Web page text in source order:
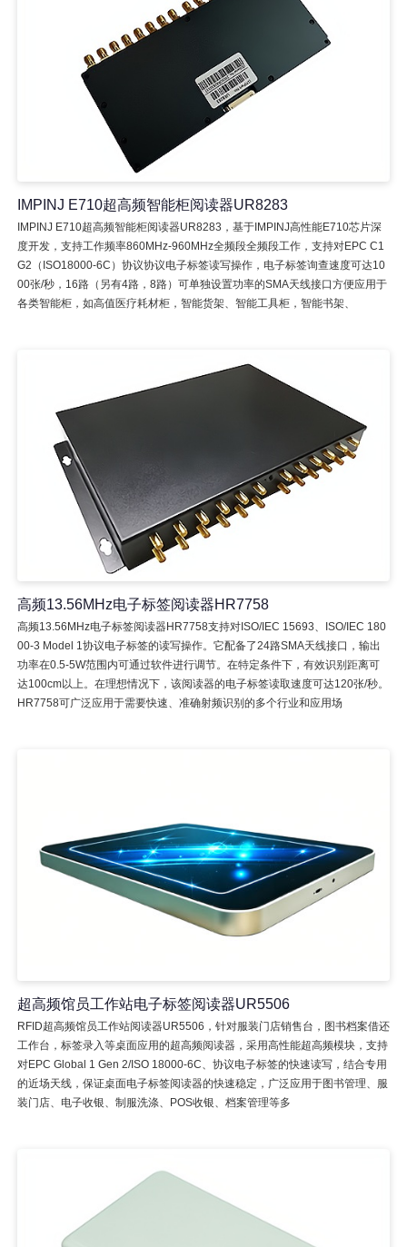
IMPINJ E710超高频智能柜阅读器UR8283
IMPINJ E710超高频智能柜阅读器UR8283，基于IMPINJ高性能E710芯片深
度开发，支持工作频率860MHz-960MHz全频段全频段工作，支持对EPC C1
G2（ISO18000-6C）协议协议电子标签读写操作，电子标签询查速度可达10
00张/秒，16路（另有4路，8路）可单独设置功率的SMA天线接口方便应用于
各类智能柜，如高值医疗耗材柜，智能货架、智能工具柜，智能书架、
高频13.56MHz电子标签阅读器HR7758
高频13.56MHz电子标签阅读器HR7758支持对ISO/IEC 15693、ISO/IEC 180
00-3 Model 1协议电子标签的读写操作。它配备了24路SMA天线接口，输出
功率在0.5-5W范围内可通过软件进行调节。在特定条件下，有效识别距离可
达100cm以上。在理想情况下，该阅读器的电子标签读取速度可达120张/秒。
HR7758可广泛应用于需要快速、准确射频识别的多个行业和应用场
超高频馆员工作站电子标签阅读器UR5506
RFID超高频馆员工作站阅读器UR5506，针对服装门店销售台，图书档案借还
工作台，标签录入等桌面应用的超高频阅读器，采用高性能超高频模块，支持
对EPC Global 1 Gen 2/ISO 18000-6C、协议电子标签的快速读写，结合专用
的近场天线，保证桌面电子标签阅读器的快速稳定，广泛应用于图书管理、服
装门店、电子收银、制服洗涤、POS收银、档案管理等多